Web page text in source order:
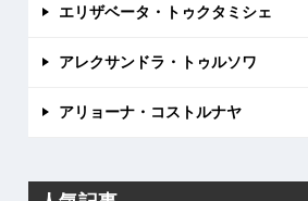
エリザベータ・トゥクタミシェ
アレクサンドラ・トゥルソワ
アリョーナ・コストルナヤ